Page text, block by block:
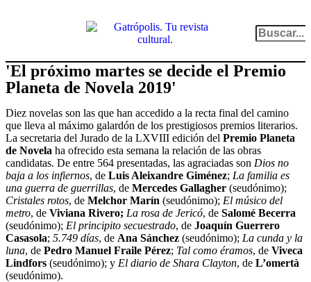
'El próximo martes se decide el Premio
Planeta de Novela 2019'
Diez novelas son las que han accedido a la recta final del camino
que lleva al máximo galardón de los prestigiosos premios literarios.
La secretaria del Jurado de la LXVIII edición del Premio Planeta
de Novela ha ofrecido esta semana la relación de las obras
candidatas. De entre 564 presentadas, las agraciadas son Dios no
baja a los infiernos, de Luis Aleixandre Giménez; La familia es
una guerra de guerrillas, de Mercedes Gallagher (seudónimo);
Cristales rotos, de Melchor Marín (seudónimo); El músico del
metro, de Viviana Rivero; La rosa de Jericó, de Salomé Becerra
(seudónimo); El principito secuestrado, de Joaquín Guerrero
Casasola; 5.749 días, de Ana Sánchez (seudónimo); La cunda y la
luna, de Pedro Manuel Fraile Pérez; Tal como éramos, de Viveca
Lindfors (seudónimo); y El diario de Shara Clayton, de L’omertà
(seudónimo).